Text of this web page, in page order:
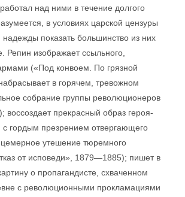
над ними в течение долгого
в условиях царской цензуры
показать большинство из них
Репин изображает ссыльного,
(«Под конвоем. По грязной
в горячем, тревожном
собрание группы революционеров
воссоздает прекрасный образ героя-
гордым презрением отвергающего
утешение тюремного
от исповеди», 1879—1885); пишет в
о пропагандисте, схваченном
с революционными прокламациями